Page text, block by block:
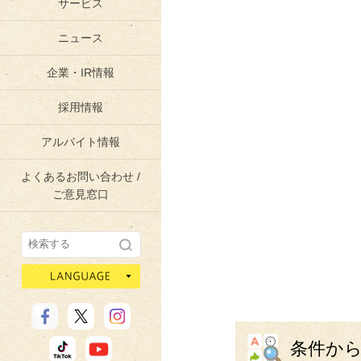
サービス
ニュース
企業・IR情報
採用情報
アルバイト情報
よくあるお問い合わせ /
ご意見窓口
条件か